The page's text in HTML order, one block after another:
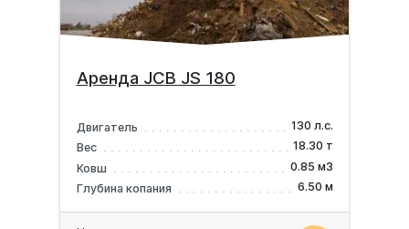
Аренда JCB JS 180
Двигатель
130 л.с.
Вес
18.30 т
Ковш
0.85 м3
Глубина копания
6.50 м